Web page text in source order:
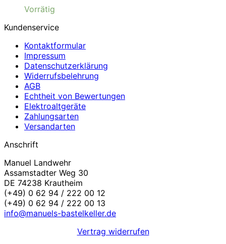
Vorrätig
Kundenservice
Kontaktformular
Impressum
Datenschutzerklärung
Widerrufsbelehrung
AGB
Echtheit von Bewertungen
Elektroaltgeräte
Zahlungsarten
Versandarten
Anschrift
Manuel Landwehr
Assamstadter Weg 30
DE 74238 Krautheim
(+49) 0 62 94 / 222 00 12
(+49) 0 62 94 / 222 00 13
info@manuels-bastelkeller.de
Vertrag widerrufen